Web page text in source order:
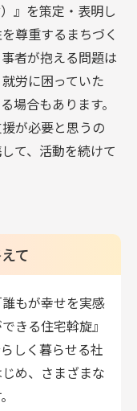
』を策定・表明し
尊重するまちづく
者が抱える問題は
労に困っていた
場合もあります。
が必要と思うの
て、活動を続けて
て
もが幸せを実感
きる住宅斡旋』
しく暮らせる社
め、さまざまな